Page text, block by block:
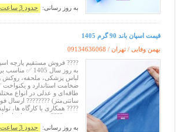
به روز رسانی: حدود 3 ساعت پیش
قیمت اسپان باند 90 گرم 1405
بهمن وفایی / تهران / 09134636068
به روز سال 1405
لباس پزشکی، ملحفه، روکش
ضخامت استاندارد و
سانتی‌متر) ???????? ارسال
???? همکاری با کارگاه ها،
تماس برقرار کنید ???? ف
به روز رسانی: حدود 3 ساعت پیش